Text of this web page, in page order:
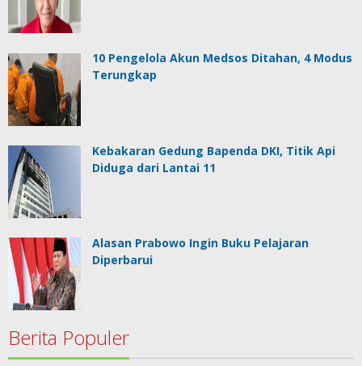
10 Pengelola Akun Medsos Ditahan, 4 Modus
Terungkap
Kebakaran Gedung Bapenda DKI, Titik Api
Diduga dari Lantai 11
Alasan Prabowo Ingin Buku Pelajaran
Diperbarui
Berita Populer